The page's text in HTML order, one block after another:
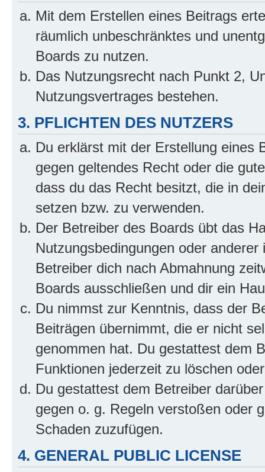
Mit dem Erstellen eines Beitrags
räumlich unbeschränktes und
Boards zu nutzen.
Das Nutzungsrecht nach Punkt 2,
Nutzungsvertrages bestehen.
3. PFLICHTEN DES NUTZERS
Du erklärst mit der Erstellung eines
gegen geltendes Recht oder die
dass du das Recht besitzt, die in
setzen bzw. zu verwenden.
Der Betreiber des Boards übt das
Nutzungsbedingungen oder
Betreiber dich nach Abmahnung
Boards ausschließen und dir ein
Du nimmst zur Kenntnis, dass der
Beiträgen übernimmt, die er nicht
genommen hat. Du gestattest dem
Funktionen jederzeit zu löschen
Du gestattest dem Betreiber
gegen o. g. Regeln verstoßen oder
Schaden zuzufügen.
4. GENERAL PUBLIC LICENSE